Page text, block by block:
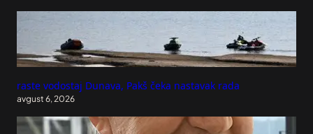
raste vodostaj Dunava, Pakš čeka nastavak rada
avgust 6, 2026